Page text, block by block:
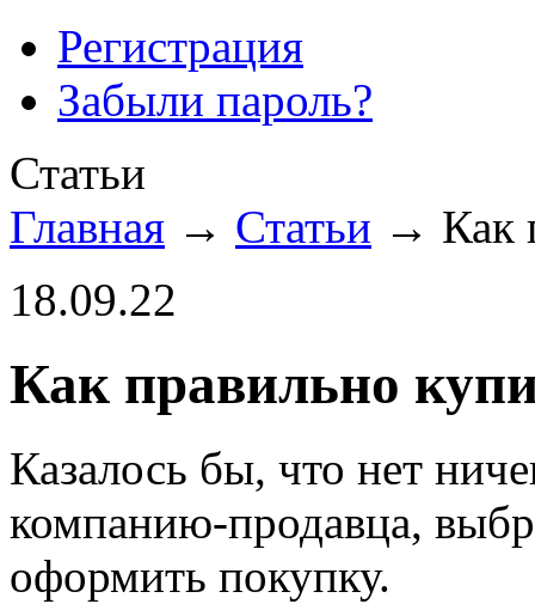
Регистрация
Забыли пароль?
Статьи
Главная → Статьи → Как
18.09.22
Как правильно
Казалось бы, что нет
компанию-продавца,
оформить покупку.